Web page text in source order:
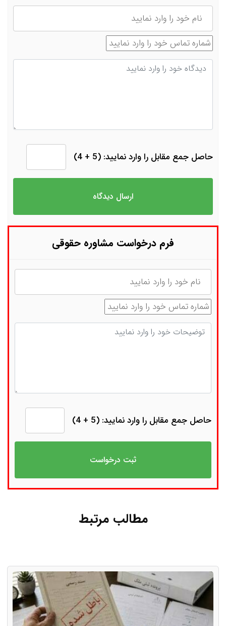
نام
شماره تماس
دیدگاه
حاصل جمع مقابل را وارد نمایید: (5 + 4)
فرم درخواست مشاوره حقوقی
نام
شماره تماس
توضیحات
حاصل جمع مقابل را وارد نمایید: (5 + 4)
مطالب مرتبط